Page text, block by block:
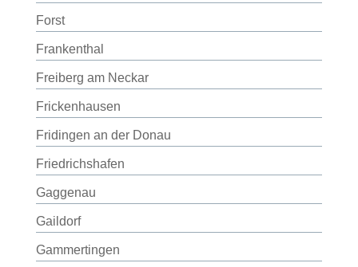
Forst
Frankenthal
Freiberg am Neckar
Frickenhausen
Fridingen an der Donau
Friedrichshafen
Gaggenau
Gaildorf
Gammertingen